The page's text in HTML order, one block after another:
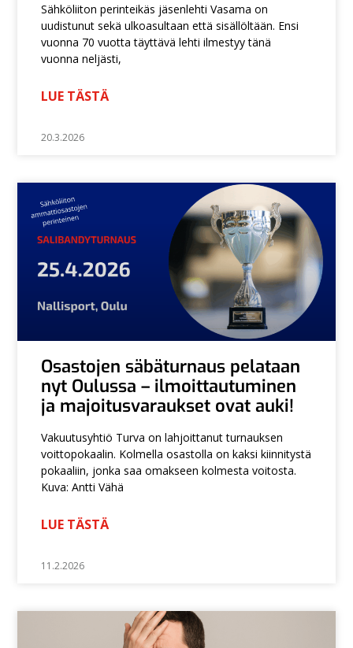
Sähköliiton perinteikäs jäsenlehti Vasama on
uudistunut sekä ulkoasultaan että sisällöltään. Ensi
vuonna 70 vuotta täyttävä lehti ilmestyy tänä
vuonna neljästi,
LUE TÄSTÄ
20.3.2026
Osastojen säbäturnaus pelataan
nyt Oulussa – ilmoittautuminen
ja majoitusvaraukset ovat auki!
Vakuutusyhtiö Turva on lahjoittanut turnauksen
voittopokaalin. Kolmella osastolla on kaksi kiinnitystä
pokaaliin, jonka saa omakseen kolmesta voitosta.
Kuva: Antti Vähä
LUE TÄSTÄ
11.2.2026